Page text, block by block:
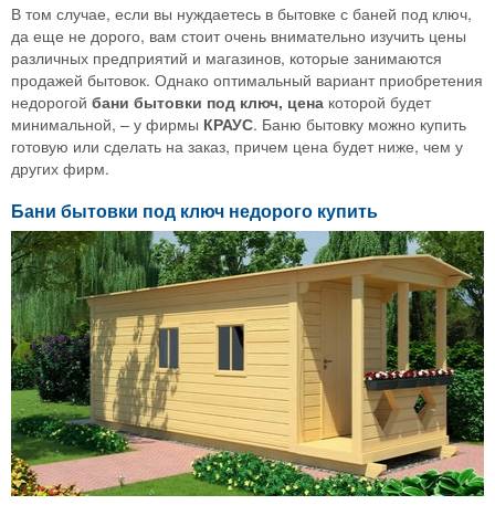
В том случае, если вы нуждаетесь в бытовке с баней под ключ,
да еще не дорого, вам стоит очень внимательно изучить цены
различных предприятий и магазинов, которые занимаются
продажей бытовок. Однако оптимальный вариант приобретения
недорогой бани бытовки под ключ, цена которой будет
минимальной, – у фирмы КРАУС. Баню бытовку можно купить
готовую или сделать на заказ, причем цена будет ниже, чем у
других фирм.
Бани бытовки под ключ недорого купить